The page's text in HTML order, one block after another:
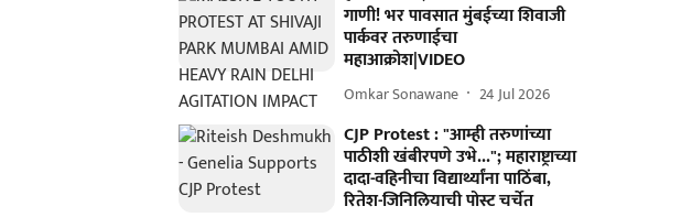
गाणी! भर पावसात मुंबईच्या शिवाजी
पार्कवर तरुणाईचा
महाआक्रोश|VIDEO
Omkar Sonawane 24 Jul 2026
CJP Protest : "आम्ही तरुणांच्या
पाठीशी खंबीरपणे उभे..."; महाराष्ट्राच्या
दादा-वहिनीचा विद्यार्थ्यांना पाठिंबा,
रितेश-जिनिलियाची पोस्ट चर्चेत